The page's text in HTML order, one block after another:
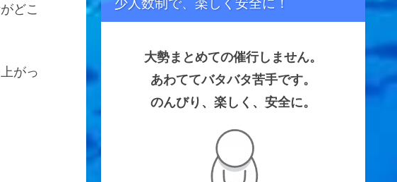
どこ
がっ
少人数制で、楽しく安全に！
大勢まとめての催行しません。
あわててバタバタ苦手です。
のんびり、楽しく、安全に。